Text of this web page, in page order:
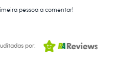
pessoa a comentar!
por: